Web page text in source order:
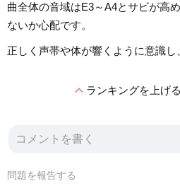
曲全体の音域はE3～A4とサビが高
ないか心配です。
正しく声帯や体が響くように意識し
expand_lessランキングを上げる
問題を報告する